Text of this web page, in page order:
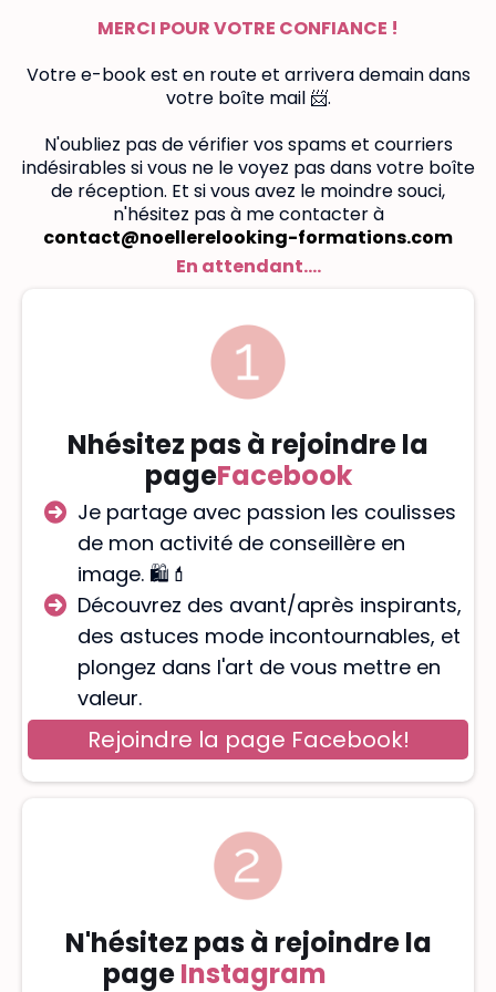
MERCI POUR VOTRE CONFIANCE !
Votre e-book est en route et arrivera demain dans
votre boîte mail 📨.
N'oubliez pas de vérifier vos spams et courriers
indésirables si vous ne le voyez pas dans votre boîte
de réception. Et si vous avez le moindre souci,
n'hésitez pas à me contacter à
contact@noellerelooking-formations.com
En attendant....
Nhésitez pas à rejoindre la
pageFacebook
Je partage avec passion les coulisses
de mon activité de conseillère en
image. 🛍️💄
Découvrez des avant/après inspirants,
des astuces mode incontournables, et
plongez dans l'art de vous mettre en
valeur.
Rejoindre la page Facebook!
N'hésitez pas à rejoindre la
pageInstagram